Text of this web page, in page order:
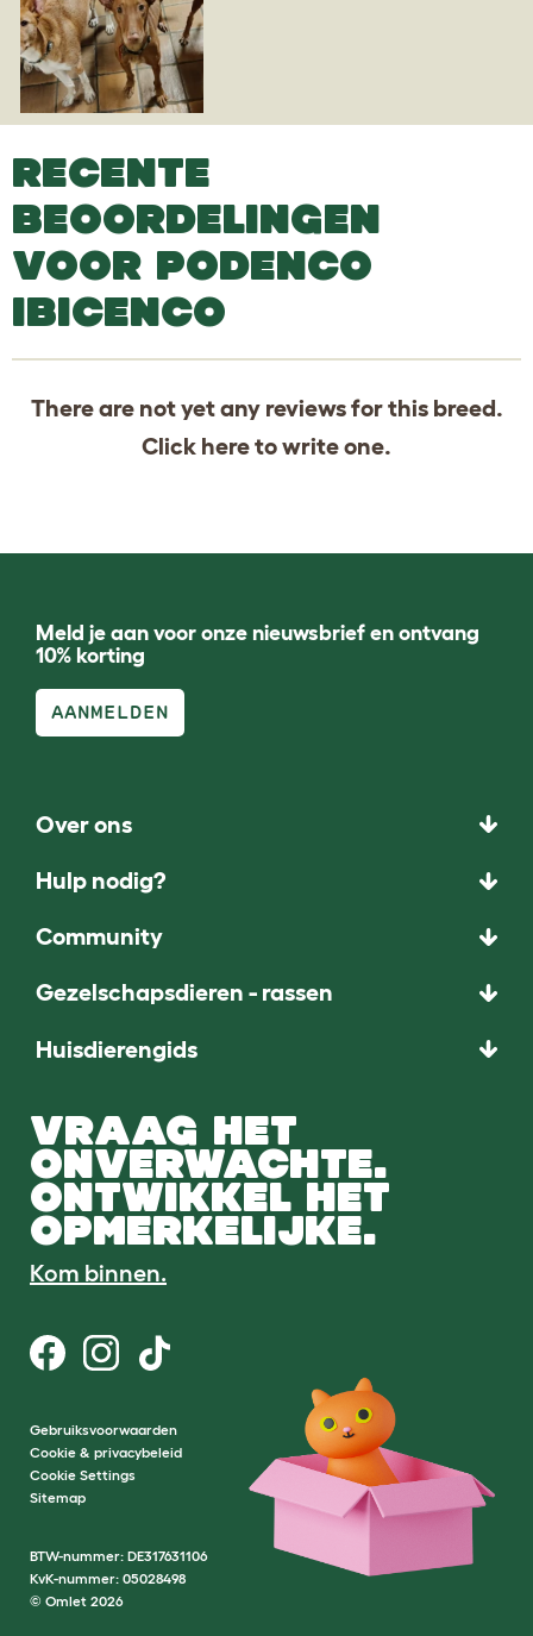
RECENTE
BEOORDELINGEN
VOOR PODENCO
IBICENCO
There are not yet any reviews for this breed.
Click hereto write one.
Meld je aan voor onze nieuwsbrief en ontvang
10% korting
AANMELDEN
Over ons
Hulp nodig?
Community
Gezelschapsdieren - rassen
Huisdierengids
VRAAG HET
ONVERWACHTE.
ONTWIKKEL HET
OPMERKELIJKE.
Kom binnen.
Gebruiksvoorwaarden
Cookie & privacybeleid
Cookie Settings
Sitemap
BTW-nummer: DE317631106
KvK-nummer: 05028498
© Omlet 2026